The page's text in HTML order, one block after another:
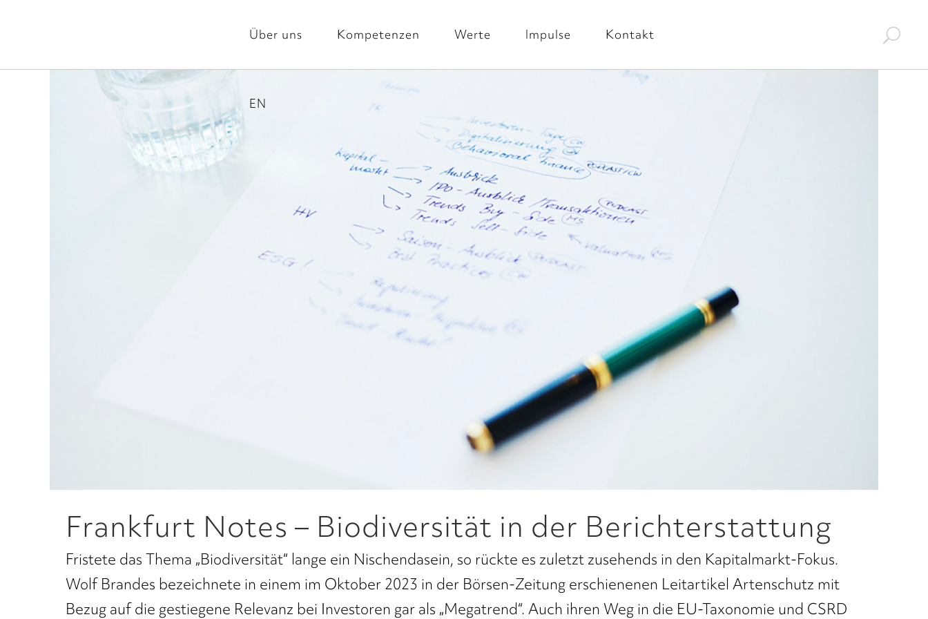
Über uns Kompetenzen Werte Impulse Kontakt
EN
Frankfurt Notes – Biodiversität in der Berichterstattung
Fristete das Thema „Biodiversität“ lange ein Nischendasein, so rückte es zuletzt zusehends in den Kapitalmarkt-Fokus.
Wolf Brandes bezeichnete in einem im Oktober 2023 in der Börsen-Zeitung erschienenen Leitartikel Artenschutz mit
Bezug auf die gestiegene Relevanz bei Investoren gar als „Megatrend“. Auch ihren Weg in die EU-Taxonomie und CSRD